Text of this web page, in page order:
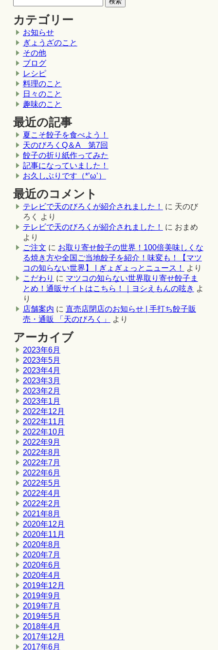
カテゴリー
お知らせ
ぎょうざのこと
その他
ブログ
レシピ
料理のこと
日々のこと
趣味のこと
最近の記事
夏こそ餃子を食べよう！
天のびろくQ＆A 第7回
餃子の折り紙作ってみた
記事になっていました！
お久しぶりです（*’ω’）
最近のコメント
テレビで天のびろくが紹介されました！ に 天のび
ろく
より
テレビで天のびろくが紹介されました！
に おまめ
より
ご注文 に お取り寄せ餃子の世界！100倍美味しくな
る焼き方や全国ご当地餃子を紹介！味変も！【マツ
コの知らない世界】 | ぎょぎょっとニュース！
より
こだわり に マツコの知らない世界取り寄せ餃子ま
とめ！通販サイトはこちら！｜ヨシえもんの呟き よ
り
店舗案内 に 直売店閉店のお知らせ | 手打ち餃子販
売・通販 「天のびろく」
より
アーカイブ
2023年6月
2023年5月
2023年4月
2023年3月
2023年2月
2023年1月
2022年12月
2022年11月
2022年10月
2022年9月
2022年8月
2022年7月
2022年6月
2022年5月
2022年4月
2022年2月
2021年8月
2020年12月
2020年11月
2020年8月
2020年7月
2020年6月
2020年4月
2019年12月
2019年9月
2019年7月
2019年5月
2018年4月
2017年12月
2017年6月